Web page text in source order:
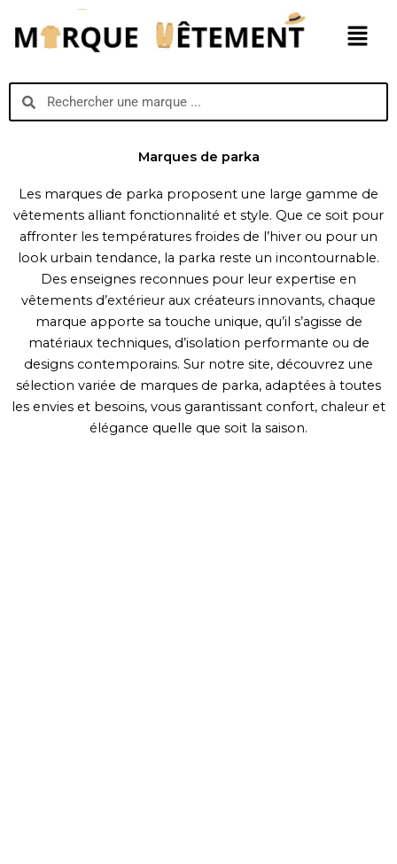
contenu
Menu
SearchSearch
Marques de parka
Les marques de parka proposent une large gamme de
vêtements alliant fonctionnalité et style. Que ce soit pour
affronter les températures froides de l’hiver ou pour un
look urbain tendance, la parka reste un incontournable.
Des enseignes reconnues pour leur expertise en
vêtements d’extérieur aux créateurs innovants, chaque
marque apporte sa touche unique, qu’il s’agisse de
matériaux techniques, d’isolation performante ou de
designs contemporains. Sur notre site, découvrez une
sélection variée de marques de parka, adaptées à toutes
les envies et besoins, vous garantissant confort, chaleur et
élégance quelle que soit la saison.